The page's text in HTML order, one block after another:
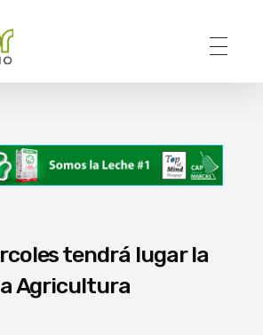
tendrá lugar la
Agricultura